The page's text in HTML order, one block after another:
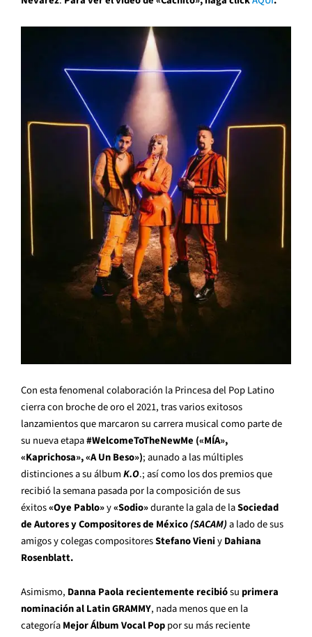
Con esta fenomenal colaboración la Princesa del Pop Latino
cierra con broche de oro el 2021, tras varios exitosos
lanzamientos que marcaron su carrera musical como parte de
su nueva etapa#WelcomeToTheNewMe («MÍA»,
«Kaprichosa», «A Un Beso»); aunado a las múltiples
distinciones a su álbumK.O.; así como los dos premios que
recibió la semana pasada por la composición de sus
éxitos«Oye Pablo»y«Sodio»durante la gala de laSociedad
de Autores y Compositores de México(SACAM)a lado de sus
amigos y colegas compositoresStefano VieniyDahiana
Rosenblatt.
Asimismo, Danna Paola recientemente recibiósu primera
nominación al Latin GRAMMY, nada menos que en la
categoríaMejor Álbum Vocal Poppor su más reciente